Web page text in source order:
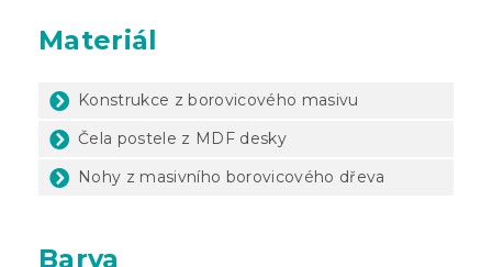
Materiál
Konstrukce z borovicového masivu
Čela postele z MDF desky
Nohy z masivního borovicového dřeva
Barva